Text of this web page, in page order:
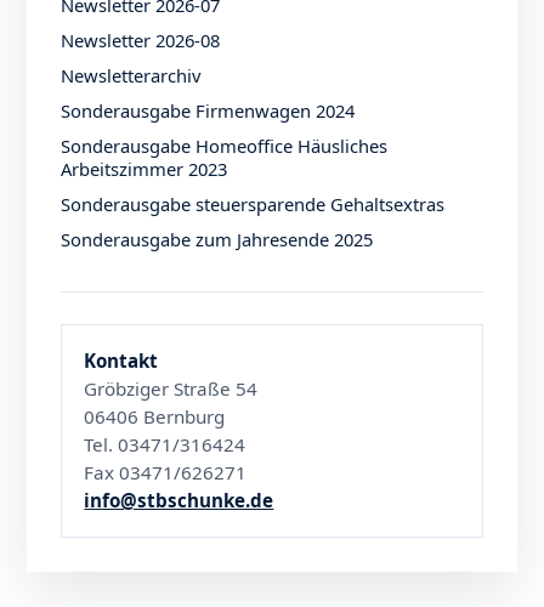
Newsletter 2026-07
Newsletter 2026-08
Newsletterarchiv
Sonderausgabe Firmenwagen 2024
Sonderausgabe Homeoffice Häusliches
Arbeitszimmer 2023
Sonderausgabe steuersparende Gehaltsextras
Sonderausgabe zum Jahresende 2025
Kontakt
Gröbziger Straße 54
06406 Bernburg
Tel. 03471/316424
Fax 03471/626271
info@stbschunke.de